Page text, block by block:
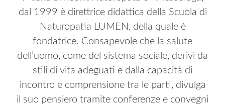
dal 1999 è direttrice didattica della Scuola di
Naturopatia LUMEN, della quale è
fondatrice. Consapevole che la salute
dell’uomo, come del sistema sociale, derivi da
stili di vita adeguati e dalla capacità di
incontro e comprensione tra le parti, divulga
il suo pensiero tramite conferenze e convegni